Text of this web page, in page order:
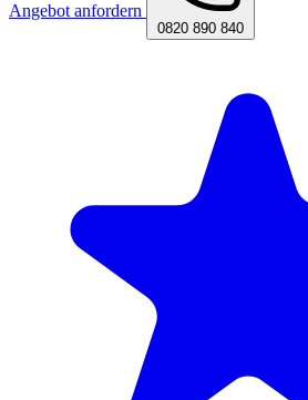
Angebot anfordern
0820 890 840